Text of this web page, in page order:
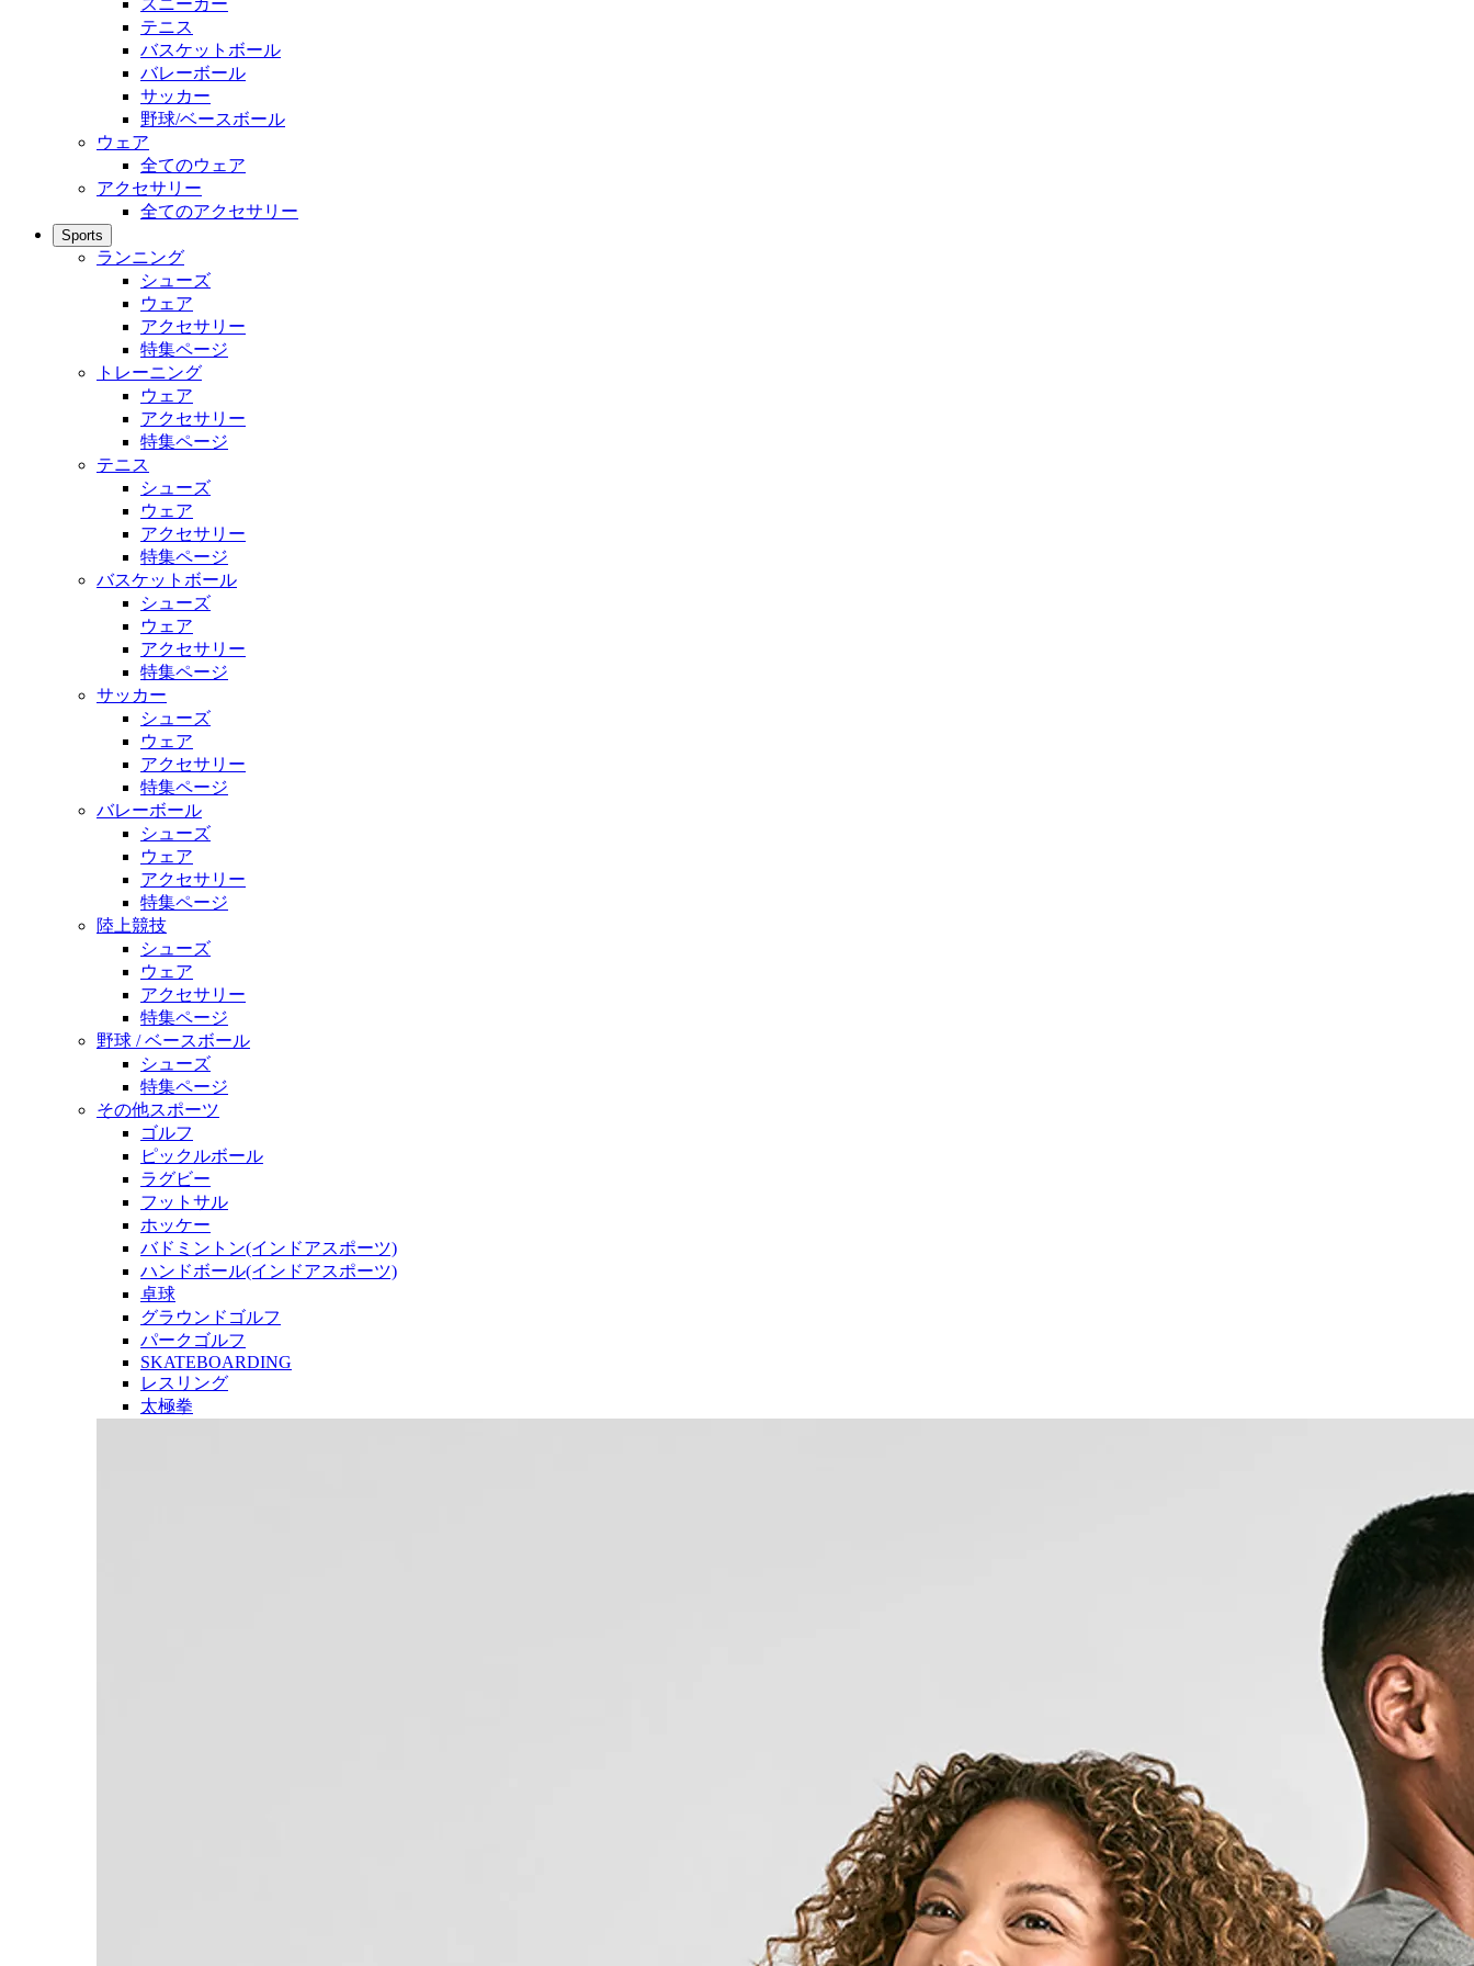
スニーカー
テニス
バスケットボール
バレーボール
サッカー
野球/ベースボール
ウェア
全てのウェア
アクセサリー
全てのアクセサリー
Sports
ランニング
シューズ
ウェア
アクセサリー
特集ページ
トレーニング
ウェア
アクセサリー
特集ページ
テニス
シューズ
ウェア
アクセサリー
特集ページ
バスケットボール
シューズ
ウェア
アクセサリー
特集ページ
サッカー
シューズ
ウェア
アクセサリー
特集ページ
バレーボール
シューズ
ウェア
アクセサリー
特集ページ
陸上競技
シューズ
ウェア
アクセサリー
特集ページ
野球 / ベースボール
シューズ
特集ページ
その他スポーツ
ゴルフ
ピックルボール
ラグビー
フットサル
ホッケー
バドミントン(インドアスポーツ)
ハンドボール(インドアスポーツ)
卓球
グラウンドゴルフ
パークゴルフ
SKATEBOARDING
レスリング
太極拳